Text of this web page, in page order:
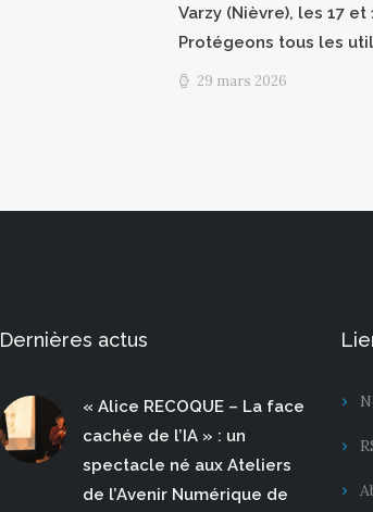
Varzy (Nièvre), les 17 et
Protégeons tous les
29 mars 2026
Dernières actus
« Alice RECOQUE – La face
cachée de l’IA » : un
spectacle né aux Ateliers
de l’Avenir Numérique de